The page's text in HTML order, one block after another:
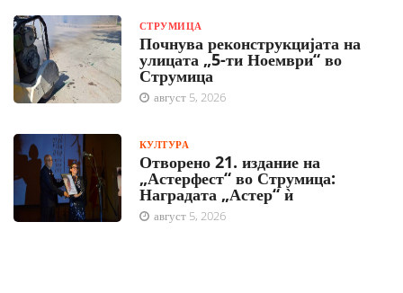
СТРУМИЦА
Почнува реконструкцијата на
улицата „5-ти Ноември“ во
Струмица
август 5, 2026
КУЛТУРА
Отворено 21. издание на
„Астерфест“ во Струмица:
Наградата „Астер“ ѝ
август 5, 2026